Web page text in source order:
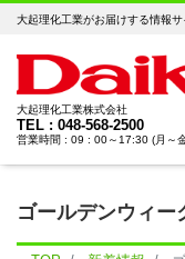
大起理化工業がお届けする情報サ
大起理化工業株式会社
TEL : 048-568-2500
営業時間 : 09 : 00～17:30 (月～
ゴールデンウィー